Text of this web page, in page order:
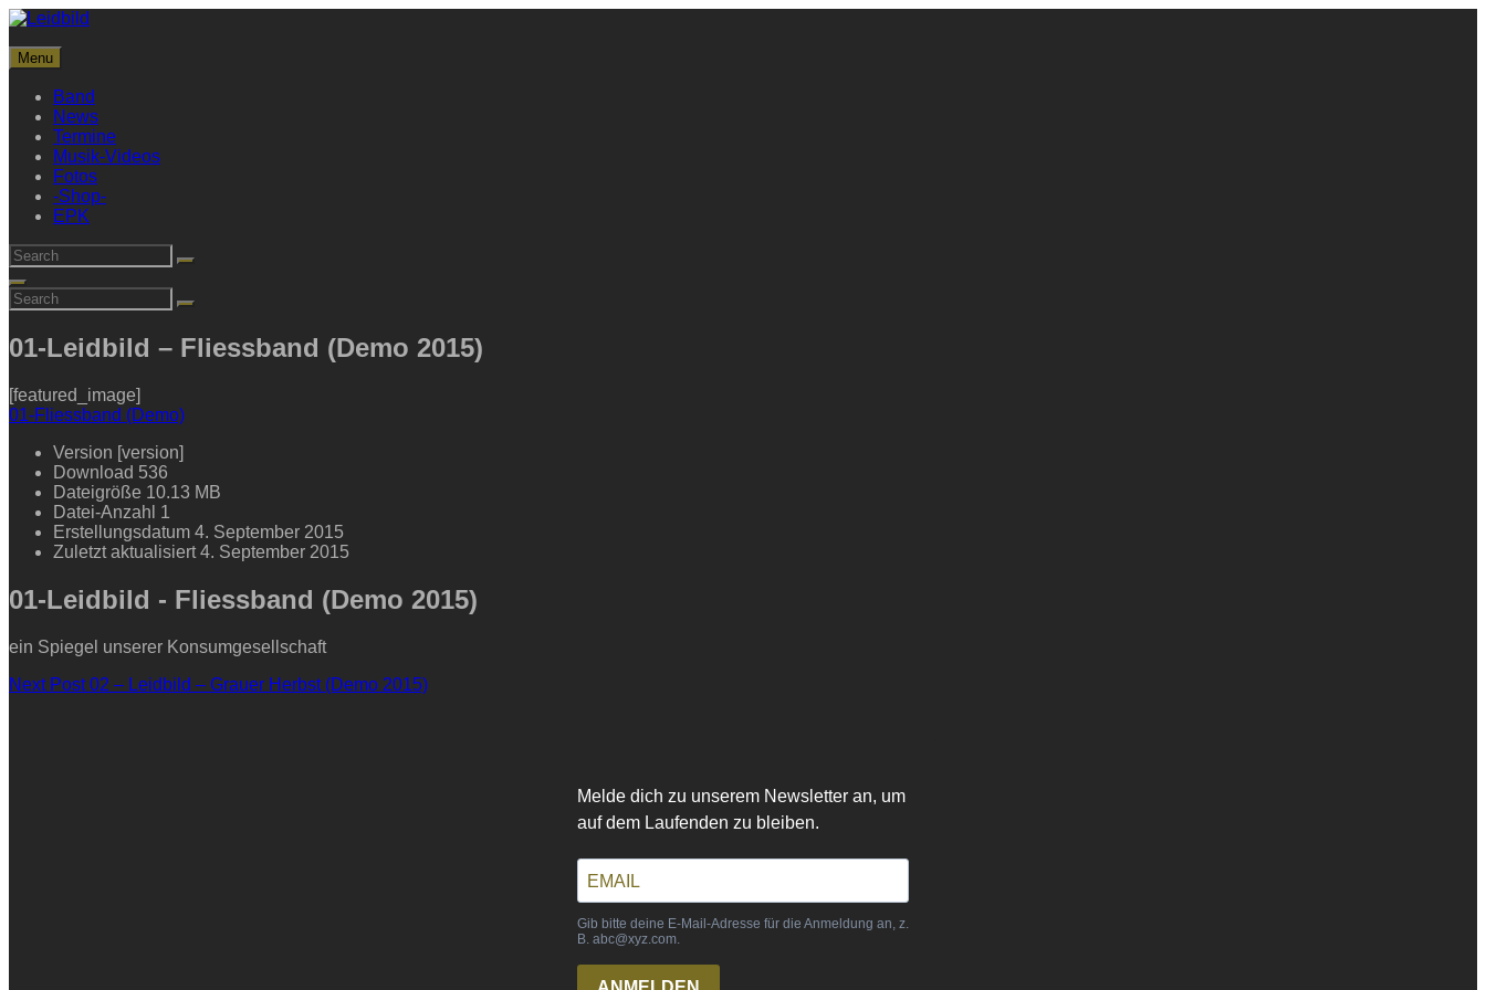
Skip
content
Leidbild
Streetrock aus Frankfurt
Menu
Band
News
Termine
Musik-Videos
Fotos
-Shop-
EPK
Search
for:
Search
Search
for:
01-Leidbild – Fliessband (Demo 2015)
[featured_image]
01-Fliessband (Demo)
Version [version]
Download 536
Dateigröße 10.13 MB
Datei-Anzahl 1
Erstellungsdatum 4. September 2015
Zuletzt aktualisiert4. September 2015
01-Leidbild - Fliessband (Demo 2015)
ein Spiegel unserer Konsumgesellschaft
Beitragsnavigation
Next
Next Post 02 – Leidbild – Grauer Herbst (Demo 2015)